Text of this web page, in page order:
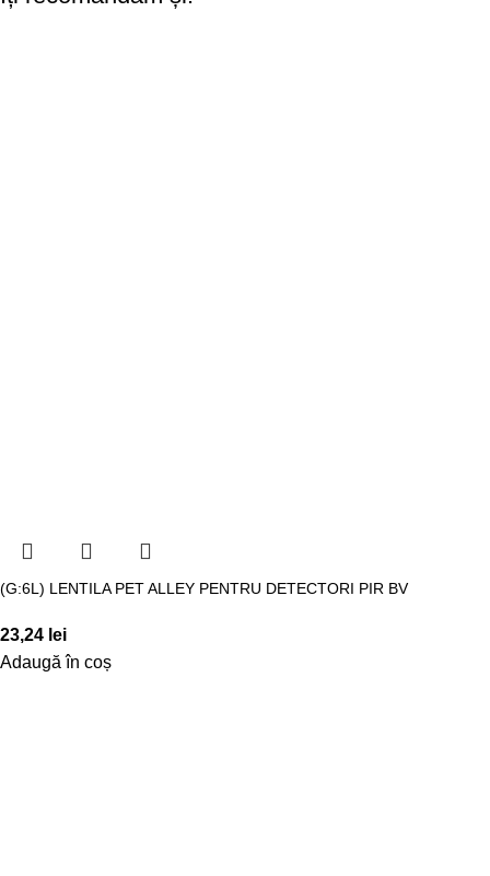
(G:6L) LENTILA PET ALLEY PENTRU DETECTORI PIR BV
23,24 lei
Adaugă în coș